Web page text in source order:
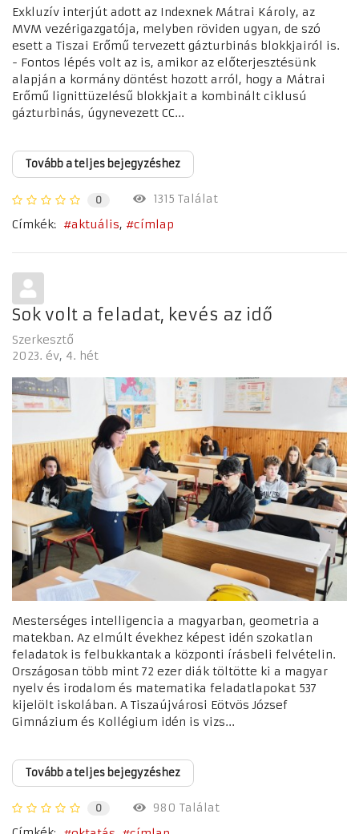
Exkluzív interjút adott az Indexnek Mátrai Károly, az
MVM vezérigazgatója, melyben röviden ugyan, de szó
esett a Tiszai Erőmű tervezett gázturbinás blokkjairól is.
- Fontos lépés volt az is, amikor az előterjesztésünk
alapján a kormány döntést hozott arról, hogy a Mátrai
Erőmű lignittüzelésű blokkjait a kombinált ciklusú
gázturbinás, úgynevezett CC...
Tovább a teljes bejegyzéshez
0
1315 Találat
Címkék:
aktuális címlap
Sok volt a feladat, kevés az idő
Szerkesztő
2023. év 4. hét
Mesterséges intelligencia a magyarban, geometria a
matekban. Az elmúlt évekhez képest idén szokatlan
feladatok is felbukkantak a központi írásbeli felvételin.
Országosan több mint 72 ezer diák töltötte ki a magyar
nyelv és irodalom és matematika feladatlapokat 537
kijelölt iskolában. A Tiszaújvárosi Eötvös József
Gimnázium és Kollégium idén is vizs...
Tovább a teljes bejegyzéshez
0
980 Találat